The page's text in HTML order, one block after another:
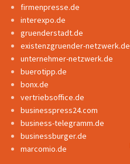
firmenpresse.de
interexpo.de
gruenderstadt.de
existenzgruender-netzwerk.de
unternehmer-netzwerk.de
buerotipp.de
bonx.de
vertriebsoffice.de
businesspress24.com
business-telegramm.de
businessburger.de
marcomio.de